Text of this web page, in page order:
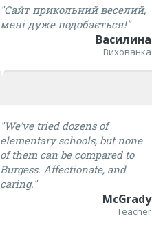
"Сайт прикольний веселий,
мені дуже подобається!"
Василина
Вихованка
"We’ve tried dozens of
elementary schools, but none
of them can be compared to
Burgess. Affectionate, and
caring."
McGrady
Teacher